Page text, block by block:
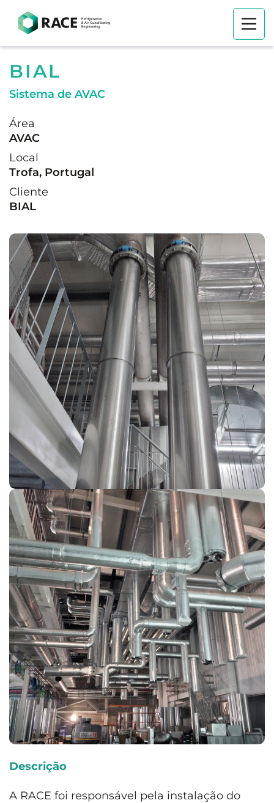
BIAL
Sistema de AVAC
Área
AVAC
Local
Trofa, Portugal
Cliente
BIAL
Descrição
A RACE foi responsável pela instalação do